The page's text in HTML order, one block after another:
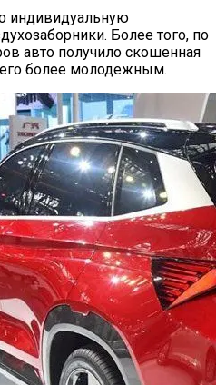
Автомобили
Которые Чаще Всего
индивидуальную
Более того, по
авто получило скошенная
более молодежным.